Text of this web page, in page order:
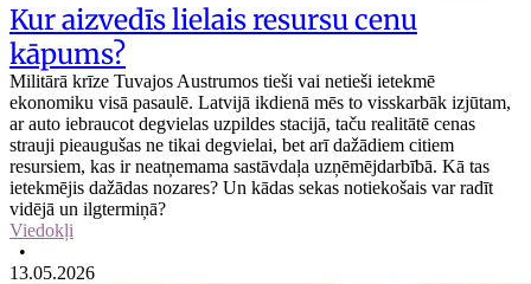
Kur aizvedīs lielais resursu cenu
kāpums?
Militārā krīze Tuvajos Austrumos tieši vai netieši ietekmē
ekonomiku visā pasaulē. Latvijā ikdienā mēs to visskarbāk izjūtam,
ar auto iebraucot degvielas uzpildes stacijā, taču realitātē cenas
strauji pieaugušas ne tikai degvielai, bet arī dažādiem citiem
resursiem, kas ir neatņemama sastāvdaļa uzņēmējdarbībā. Kā tas
ietekmējis dažādas nozares? Un kādas sekas notiekošais var radīt
vidējā un ilgtermiņā?
Viedokļi
•
13.05.2026